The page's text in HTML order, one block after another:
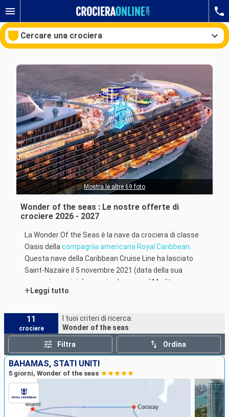
Cercare una crociera
Le nostre destinazioni
Mesi di partenza
Porti Compagnie
Ricerca
Wonder of the seas : Le nostre offerte di
crociere 2026 - 2027
La Wonder Of the Seas è la nave da crociera di classe
Oasis dellacompagnia americana Royal Caribbean.
Questa nave della Caribbean Cruise Line ha lasciato
Saint-Nazaire il 5 novembre 2021 (data della sua
messa in servizio) per poi salpare per il Mediterraneo
nel porto di Marsiglia. Per il suo viaggio inaugurale, nel
passando per Haiti, Bahamas e Porto Rico.
+ Leggi tutto
Mostra le altre 69 foto
11
crociere
I tuoi criteri di ricerca:
Wonder of the seas
Filtra Ordina
BAHAMAS, STATI UNITI
5 giorni, Wonder of the seas